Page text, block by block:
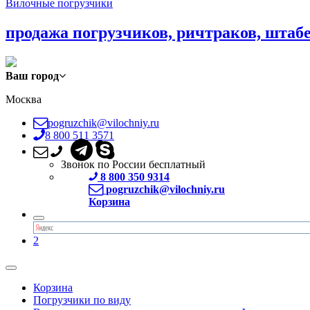
Вилочные погрузчики
продажа погрузчиков, ричтраков,
Ваш город
Москва
pogruzchik@vilochniy.ru
8 800 511 3571
Звонок по России бесплатный
8 800 350 9314
pogruzchik@vilochniy.ru
Корзина
2
Корзина
Погрузчики по виду